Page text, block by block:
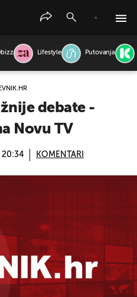
Lifestyle Putovanja
debate -
Novu TV
20:34 KOMENTARI